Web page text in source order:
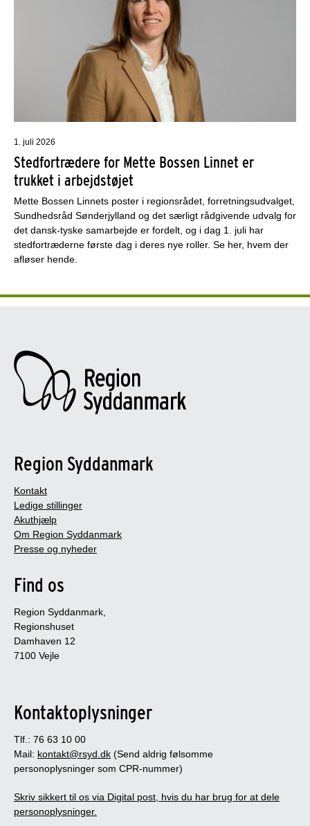
1. juli 2026
Stedfortrædere for Mette Bossen Linnet er
trukket i arbejdstøjet
Mette Bossen Linnets poster i regionsrådet, forretningsudvalget,
Sundhedsråd Sønderjylland og det særligt rådgivende udvalg for
det dansk-tyske samarbejde er fordelt, og i dag 1. juli har
stedfortræderne første dag i deres nye roller. Se her, hvem der
afløser hende.
Region Syddanmark
Kontakt
Ledige stillinger
Akuthjælp
Om Region Syddanmark
Presse og nyheder
Find os
Region Syddanmark,
Regionshuset
Damhaven 12
7100 Vejle
Kontaktoplysninger
Tlf.: 76 63 10 00
Mail: kontakt@rsyd.dk (Send aldrig følsomme
personoplysninger som CPR-nummer)
Skriv sikkert til os via Digital post, hvis du har brug for at dele
personoplysninger.